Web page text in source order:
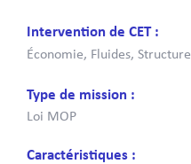
Intervention de CET :
Économie, Fluides, Structure
Type de mission :
Loi MOP
Caractéristiques :